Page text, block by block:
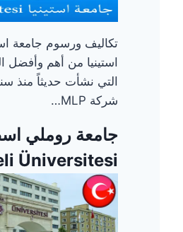
تكاليف ورسوم جامعة
استينيا من أهم وأفضل
التي نشأت حديثاً منذ
شركة MLP…
Üniversitesi